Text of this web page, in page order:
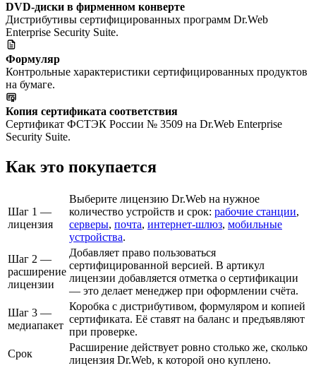
DVD-диски в фирменном конверте
Дистрибутивы сертифицированных программ Dr.Web
Enterprise Security Suite.
Формуляр
Контрольные характеристики сертифицированных продуктов
на бумаге.
Копия сертификата соответствия
Сертификат ФСТЭК России № 3509 на Dr.Web Enterprise
Security Suite.
Как это покупается
Шаг 1 —
лицензия
Выберите лицензию Dr.Web на нужное
количество устройств и срок: рабочие станции,
серверы, почта, интернет-шлюз, мобильные
устройства.
Шаг 2 —
расширение
лицензии
Добавляет право пользоваться
сертифицированной версией. В артикул
лицензии добавляется отметка о сертификации
— это делает менеджер при оформлении счёта.
Шаг 3 —
медиапакет
Коробка с дистрибутивом, формуляром и копией
сертификата. Её ставят на баланс и предъявляют
при проверке.
Срок
Расширение действует ровно столько же, сколько
лицензия Dr.Web, к которой оно куплено.